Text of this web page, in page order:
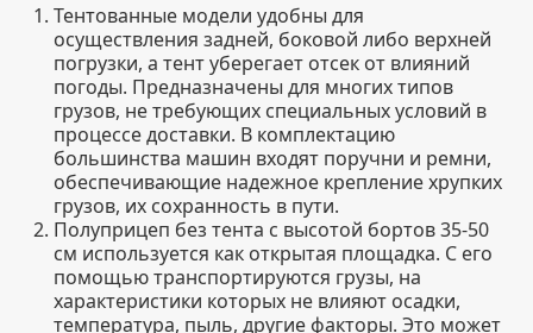
Тентованные модели удобны для
осуществления задней, боковой либо верхней
погрузки, а тент уберегает отсек от влияний
погоды. Предназначены для многих типов
грузов, не требующих специальных условий в
процессе доставки. В комплектацию
большинства машин входят поручни и ремни,
обеспечивающие надежное крепление хрупких
грузов, их сохранность в пути.
Полуприцеп без тента с высотой бортов 35-50
см используется как открытая площадка. С его
помощью транспортируются грузы, на
характеристики которых не влияют осадки,
температура, пыль, другие факторы. Это может